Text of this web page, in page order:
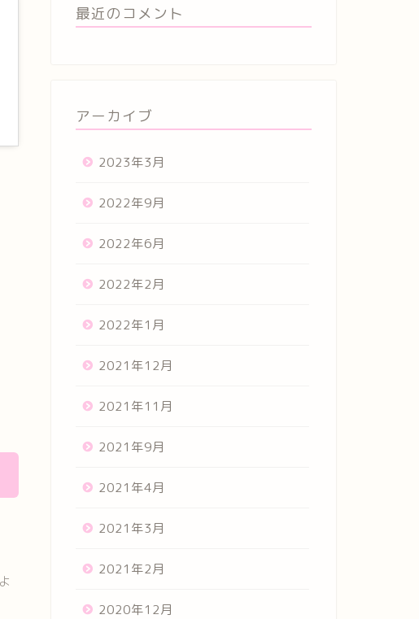
最近のコメント
アーカイブ
2023年3月
2022年9月
2022年6月
2022年2月
2022年1月
2021年12月
2021年11月
2021年9月
2021年4月
2021年3月
2021年2月
2020年12月